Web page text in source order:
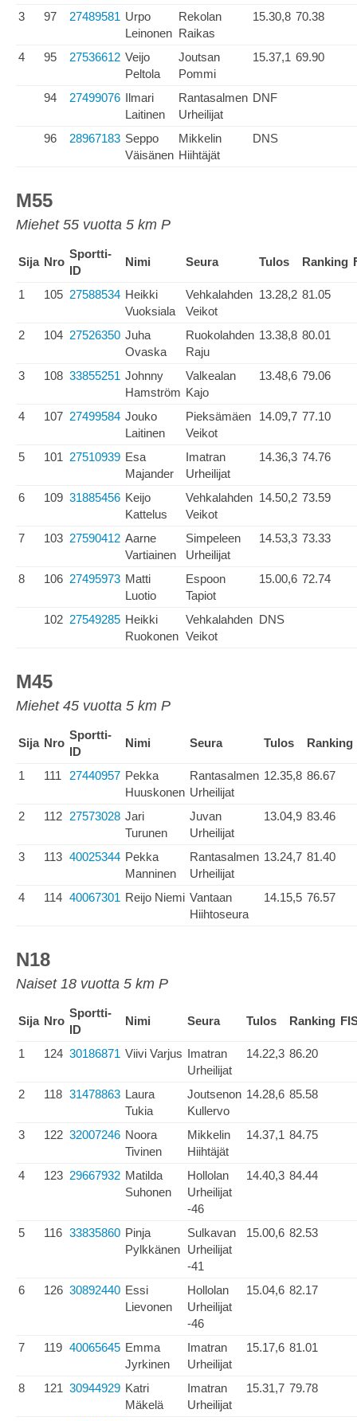
3 97 27489581 Urpo
Leinonen
Rekolan
Raikas
15.30,8 70.38
4 95 27536612 Veijo
Peltola
Joutsan
Pommi
15.37,1 69.90
94 27499076 Ilmari
Laitinen
Rantasalmen
Urheilijat
DNF
96 28967183 Seppo
Väisänen
Mikkelin
Hiihtäjät
DNS
M55
Miehet 55 vuotta 5 km P
Sija Nro
Sportti-
ID
Nimi Seura Tulos Ranking
1 105 27588534 Heikki
Vuoksiala
Vehkalahden
Veikot
13.28,2 81.05
2 104 27526350 Juha
Ovaska
Ruokolahden
Raju
13.38,8 80.01
3 108 33855251 Johnny
Hamström
Valkealan
Kajo
13.48,6 79.06
4 107 27499584 Jouko
Laitinen
Pieksämäen
Veikot
14.09,7 77.10
5 101 27510939 Esa
Majander
Imatran
Urheilijat
14.36,3 74.76
6 109 31885456 Keijo
Kattelus
Vehkalahden
Veikot
14.50,2 73.59
7 103 27590412 Aarne
Vartiainen
Simpeleen
Urheilijat
14.53,3 73.33
8 106 27495973 Matti
Luotio
Espoon
Tapiot
15.00,6 72.74
102 27549285 Heikki
Ruokonen
Vehkalahden
Veikot
DNS
M45
Miehet 45 vuotta 5 km P
Sija Nro
Sportti-
ID
Nimi Seura Tulos Ranking
1 111 27440957 Pekka
Huuskonen
Rantasalmen
Urheilijat
12.35,8 86.67
2 112 27573028 Jari
Turunen
Juvan
Urheilijat
13.04,9 83.46
3 113 40025344 Pekka
Manninen
Rantasalmen
Urheilijat
13.24,7 81.40
4 114 40067301 Reijo Niemi Vantaan
Hiihtoseura
14.15,5 76.57
N18
Naiset 18 vuotta 5 km P
Sija Nro
Sportti-
ID
Nimi Seura Tulos Ranking
1 124 30186871 Viivi Varjus Imatran
Urheilijat
14.22,3 86.20
2 118 31478863 Laura
Tukia
Joutsenon
Kullervo
14.28,6 85.58
3 122 32007246 Noora
Tivinen
Mikkelin
Hiihtäjät
14.37,1 84.75
4 123 29667932 Matilda
Suhonen
Hollolan
Urheilijat
-46
14.40,3 84.44
5 116 33835860 Pinja
Pylkkänen
Sulkavan
Urheilijat
-41
15.00,6 82.53
6 126 30892440 Essi
Lievonen
Hollolan
Urheilijat
-46
15.04,6 82.17
7 119 40065645 Emma
Jyrkinen
Imatran
Urheilijat
15.17,6 81.01
8 121 30944929 Katri
Mäkelä
Imatran
Urheilijat
15.31,7 79.78